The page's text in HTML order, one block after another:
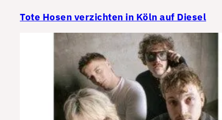
Tote Hosen verzichten in Köln auf Diesel